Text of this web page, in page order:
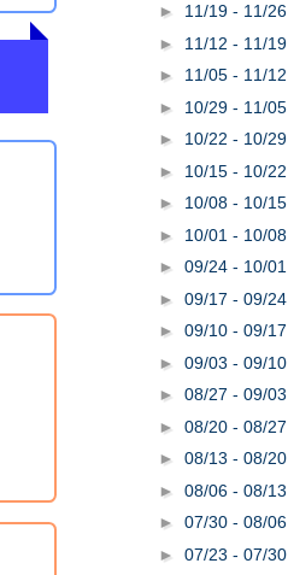
► 11/19 - 11/26
► 11/12 - 11/19
► 11/05 - 11/12
► 10/29 - 11/05
► 10/22 - 10/29
► 10/15 - 10/22
► 10/08 - 10/15
► 10/01 - 10/08
► 09/24 - 10/01
► 09/17 - 09/24
► 09/10 - 09/17
► 09/03 - 09/10
► 08/27 - 09/03
► 08/20 - 08/27
► 08/13 - 08/20
► 08/06 - 08/13
► 07/30 - 08/06
► 07/23 - 07/30